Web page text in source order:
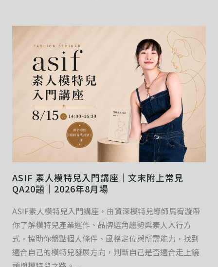
ASIF 素人模特兒入門講座｜文末附上常見
QA20題｜2026年8月場
ASIF素人模特兒入門講座，由資深模特兒導師馬宥漩帶
你了解模特兒產業運作、品牌選角趨勢與素人入行方
式，協助你盤點個人條件、風格定位與所需能力，找到
適合自己的模特兒發展方向，判斷自己是否適合走上鏡